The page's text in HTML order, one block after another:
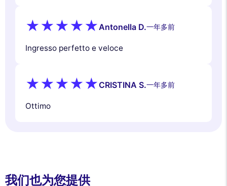
Antonella D.一年多前
Ingresso perfetto e veloce
CRISTINA S.一年多前
Ottimo
我们也为您提供